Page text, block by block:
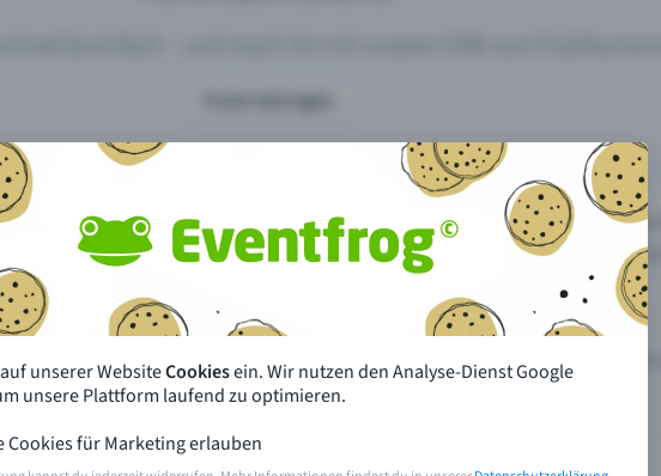
Event eintragen
mit Eventfrog
Was unterscheidet Eventfrog von
anderen?
Preise & Eventmodelle
Nähe
Partys
Konzerte
unserer WebsiteCookiesein. Wir nutzen den Analyse-Dienst Google
unsere Plattform laufend zu optimieren.
Cookies für Marketing erlauben